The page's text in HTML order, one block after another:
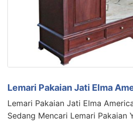
Lemari Pakaian Jati Elma
Lemari Pakaian Jati Elma
Sedang Mencari Lemari Pakaian